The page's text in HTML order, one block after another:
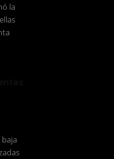
la